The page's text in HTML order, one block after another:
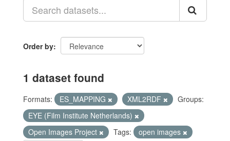
Order by
1 dataset found
Formats: ES_MAPPING XML2RDF
Groups:
EYE (Film Institute Netherlands)
Open Images Project
Tags:
open images